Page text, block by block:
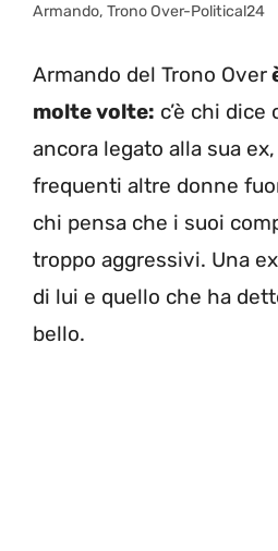
Armando, Trono Over-Political24
Armando del Trono Over
molte volte: c’è chi
ancora legato alla sua
frequenti altre donne
chi pensa che i suoi
troppo aggressivi. Una
di lui e quello che ha
bello.